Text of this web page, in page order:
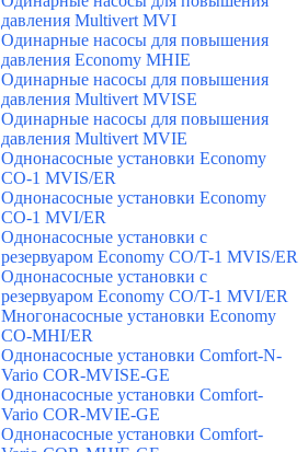
давления Multivert MVI
Одинарные насосы для повышения
давления Economy MHIE
Одинарные насосы для повышения
давления Multivert MVISE
Одинарные насосы для повышения
давления Multivert MVIE
Однонасосные установки Economy
CO-1 MVIS/ER
Однонасосные установки Economy
CO-1 MVI/ER
Однонасосные установки с
резервуаром Economy CO/T-1 MVIS/ER
Однонасосные установки с
резервуаром Economy CO/T-1 MVI/ER
Многонасосные установки Economy
CO-MHI/ER
Однонасосные установки Comfort-N-
Vario COR-MVISE-GE
Однонасосные установки Comfort-
Vario COR-MVIE-GE
Однонасосные установки Comfort-